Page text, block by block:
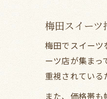
梅田スイーツ
梅田でスイーツ
ーツ店が集ま
重視されている
また、価格帯